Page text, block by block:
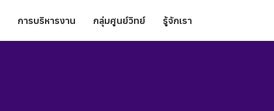
การบริหารงาน กลุ่มศูนย์วิทย์ รู้จักเรา